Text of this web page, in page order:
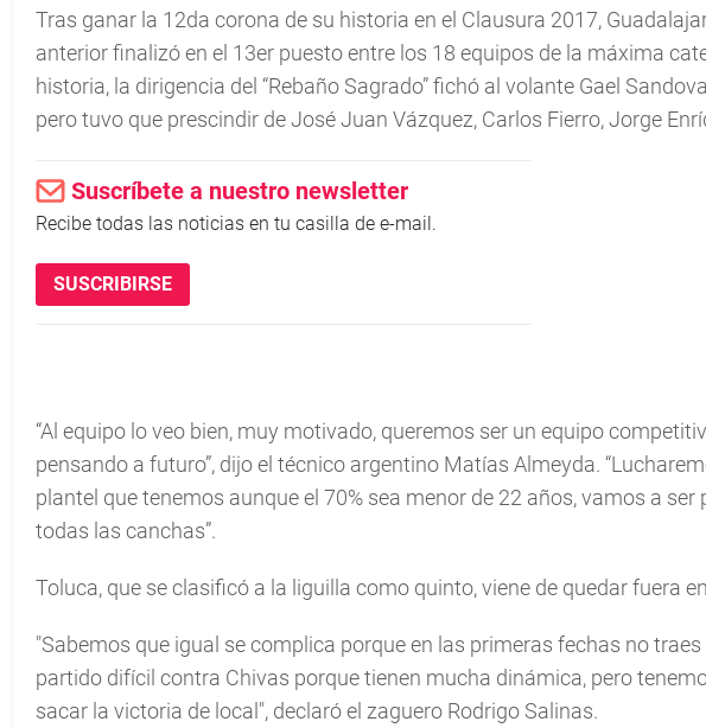
Tras ganar la 12da corona de su historia en el Clausura 2017,
anterior finalizó en el 13er puesto entre los 18 equipos de la máxima
historia, la dirigencia del “Rebaño Sagrado” fichó al volante Gael
pero tuvo que prescindir de José Juan Vázquez, Carlos Fierro, Jorge
Suscríbete a nuestro newsletter
Recibe todas las noticias en tu casilla de e-mail.
SUSCRIBIRSE
“Al equipo lo veo bien, muy motivado, queremos ser un equipo
pensando a futuro”, dijo el técnico argentino Matías Almeyda.
plantel que tenemos aunque el 70% sea menor de 22 años, vamos a
todas las canchas”.
Toluca, que se clasificó a la liguilla como quinto, viene de quedar fuera
"Sabemos que igual se complica porque en las primeras fechas no
partido difícil contra Chivas porque tienen mucha dinámica, pero
sacar la victoria de local", declaró el zaguero Rodrigo Salinas.